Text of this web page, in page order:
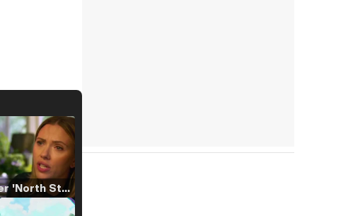
Tráiler 'North Star' (2023)